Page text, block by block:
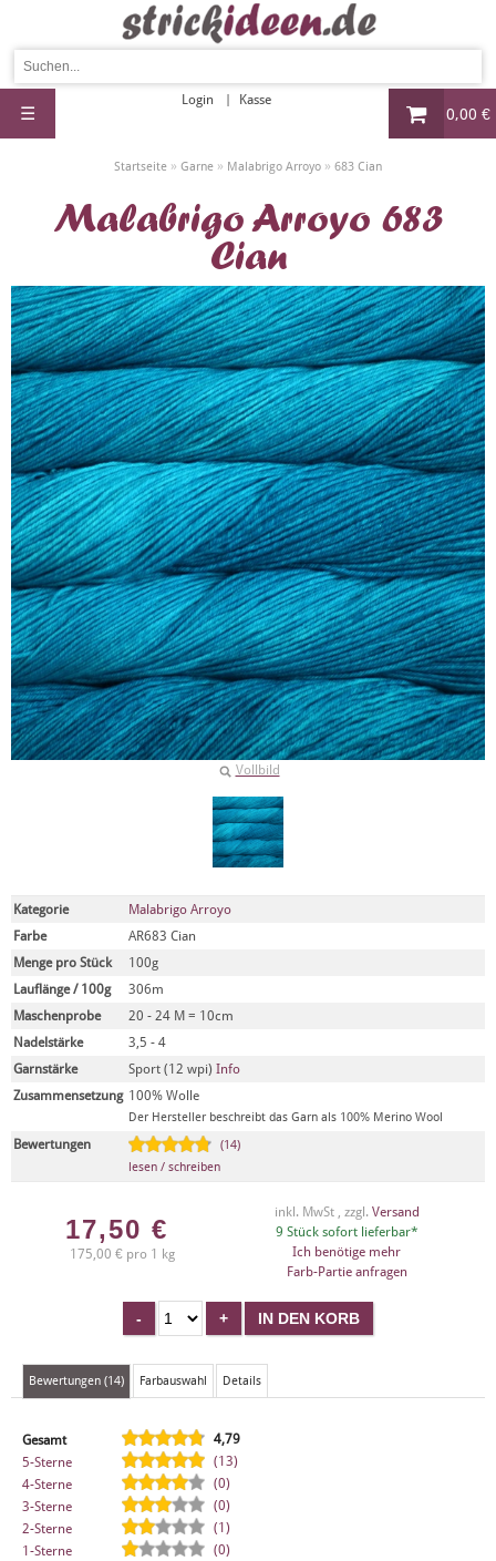
0,00 €
Login Kasse
☰
Startseite » Garne » Malabrigo Arroyo » 683 Cian
Malabrigo Arroyo 683
Cian
Vollbild
Kategorie
Malabrigo Arroyo
Farbe
AR683 Cian
Menge pro Stück
100g
Lauflänge / 100g
306m
Maschenprobe
20 - 24 M = 10cm
Nadelstärke
3,5 - 4
Garnstärke
Sport (12 wpi) Info
Zusammensetzung 100% Wolle
Der Hersteller beschreibt das Garn als 100% Merino Wool
Bewertungen
(14)
lesen / schreiben
17,50 €
175,00 € pro 1 kg
inkl. MwSt , zzgl. Versand
9 Stück sofort lieferbar*
Ich benötige mehr
Farb-Partie anfragen
Bewertungen (14) Farbauswahl Details
Gesamt
4,79
5-Sterne
(13)
4-Sterne
(0)
3-Sterne
(0)
2-Sterne
(1)
1-Sterne
(0)